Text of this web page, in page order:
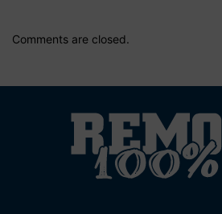
Comments are closed.